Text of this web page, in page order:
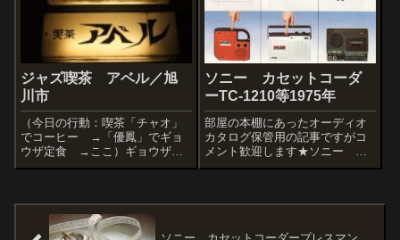
傷らしい傷もなく。...
ジャズ喫茶 アベル／旭
川市
（今日の行動：喫茶「チャオ」
でコーヒー →「優鳳」でギョ
ウザ定食 →ここ）ギョウザ定
食で満腹になったのに何かが足
ベルしかない。大音量でＪＡＺ
Ｚに没頭できます。建物の外観
は、各部屋に区切...
ソニー カセットコーダ
ーTC-1210等1975年
部屋の本棚にあったオーディオ
カタログ保管用の記事ですがコ
メント歓迎します★ソニー カ
セットコーダーTC-1210等1975
チ録音機能はどうでもいいけ
逸。